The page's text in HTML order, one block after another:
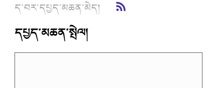
ད་བར་དཔྱད་མཆན་མེད།
དཔྱད་མཆན་སྤེལ།